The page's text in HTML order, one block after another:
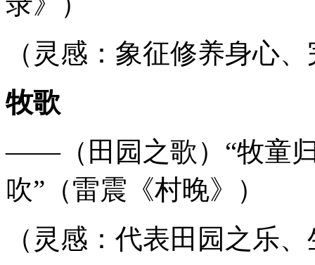
（灵感：象征修养身心
牧歌
——（田园之歌）“牧童
吹”（雷震《村晚》）
（灵感：代表田园之乐